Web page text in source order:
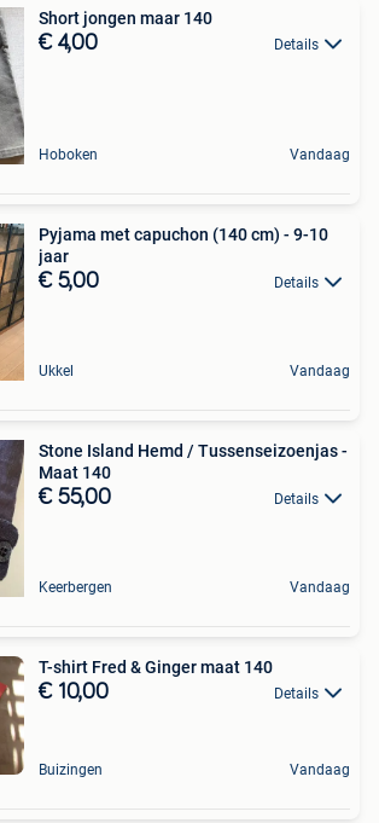
Short jongen maar 140
€ 4,00 Details
Hoboken Vandaag
Pyjama met capuchon (140 cm) - 9-10
jaar
€ 5,00 Details
Ukkel Vandaag
Stone Island Hemd / Tussenseizoenjas -
Maat 140
€ 55,00 Details
Keerbergen Vandaag
T-shirt Fred & Ginger maat 140
€ 10,00 Details
Buizingen Vandaag